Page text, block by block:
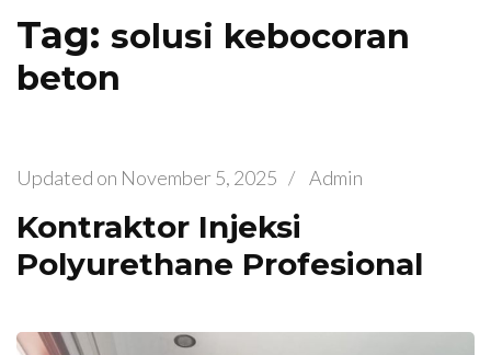
Tag: solusi kebocoran
beton
Updated on November 5, 2025 / Admin
Kontraktor Injeksi
Polyurethane Profesional